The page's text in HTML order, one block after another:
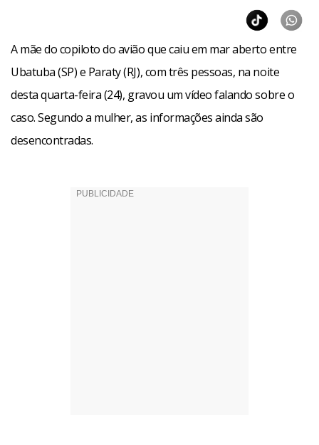
A mãe do copiloto do avião que caiu em mar aberto entre
Ubatuba (SP) e Paraty (RJ), com três pessoas, na noite
desta quarta-feira (24), gravou um vídeo falando sobre o
caso. Segundo a mulher, as informações ainda são
desencontradas.